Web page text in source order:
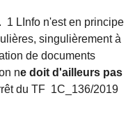
1 LInfo n'est en principe
singulièrement à
de documents
ne doit d'ailleurs pas
du TF 1C_136/2019